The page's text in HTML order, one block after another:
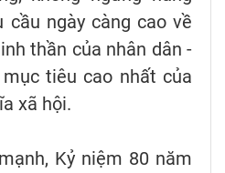
cầu ngày càng cao về
thần của nhân dân -
tiêu cao nhất của
xã hội.
Kỷ niệm 80 năm